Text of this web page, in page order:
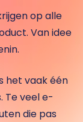
op alle
Van idee
het vaak één
Te veel e-
die pas